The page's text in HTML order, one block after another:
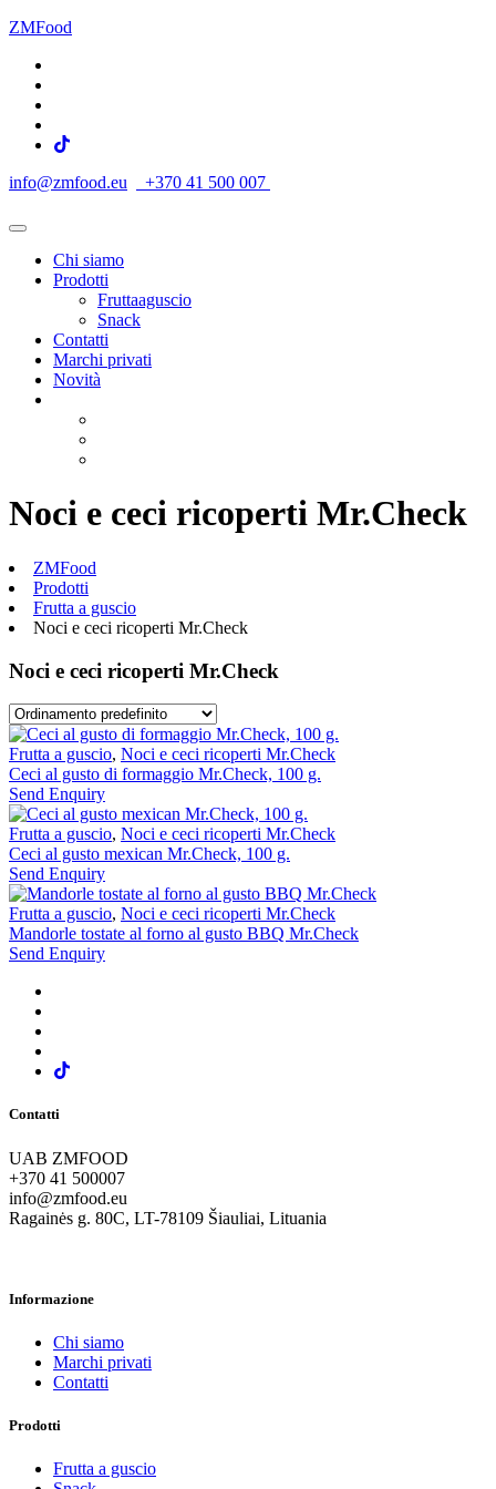
ZMFood
info@zmfood.eu +370 41 500 007
Chi siamo
Prodotti
Fruttaaguscio
Snack
Contatti
Marchi privati
Novità
Noci e ceci ricoperti Mr.Check
ZMFood
Prodotti
Frutta a guscio
Noci e ceci ricoperti Mr.Check
Noci e ceci ricoperti Mr.Check
Frutta a guscio, Noci e ceci ricoperti Mr.Check
Ceci al gusto di formaggio Mr.Check, 100 g.
Send Enquiry
Frutta a guscio, Noci e ceci ricoperti Mr.Check
Ceci al gusto mexican Mr.Check, 100 g.
Send Enquiry
Frutta a guscio, Noci e ceci ricoperti Mr.Check
Mandorle tostate al forno al gusto BBQ Mr.Check
Send Enquiry
Contatti
UAB ZMFOOD
+370 41 500007
info@zmfood.eu
Ragainės g. 80C, LT-78109 Šiauliai, Lituania
Informazione
Chi siamo
Marchi privati
Contatti
Prodotti
Frutta a guscio